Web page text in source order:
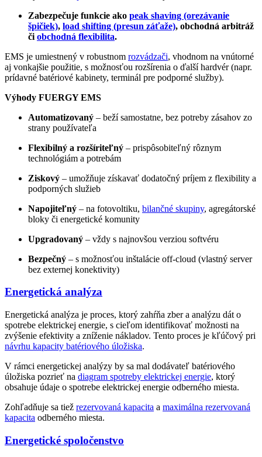
Zabezpečuje funkcie ako peak shaving (orezávanie
špičiek), load shifting (presun záťaže), obchodná arbitráž
či obchodná flexibilita.
EMS je umiestnený v robustnom rozvádzači, vhodnom na vnútorné
aj vonkajšie použitie, s možnosťou rozšírenia o ďalší hardvér (napr.
prídavné batériové kabinety, terminál pre podporné služby).
Výhody FUERGY EMS
Automatizovaný – beží samostatne, bez potreby zásahov zo
strany používateľa
Flexibilný a rozšíriteľný – prispôsobiteľný rôznym
technológiám a potrebám
Ziskový – umožňuje získavať dodatočný príjem z flexibility a
podporných služieb
Napojiteľný – na fotovoltiku, bilančné skupiny, agregátorské
bloky či energetické komunity
Upgradovaný – vždy s najnovšou verziou softvéru
Bezpečný – s možnosťou inštalácie off-cloud (vlastný server
bez externej konektivity)
Energetická analýza
Energetická analýza je proces, ktorý zahŕňa zber a analýzu dát o
spotrebe elektrickej energie, s cieľom identifikovať možnosti na
zvýšenie efektivity a zníženie nákladov. Tento proces je kľúčový pri
návrhu kapacity batériového úložiska.
V rámci energetickej analýzy by sa mal dodávateľ batériového
úložiska pozrieť na diagram spotreby elektrickej energie, ktorý
obsahuje údaje o spotrebe elektrickej energie odberného miesta.
Zohľadňuje sa tiež rezervovaná kapacita a maximálna rezervovaná
kapacita odberného miesta.
Energetické spoločenstvo